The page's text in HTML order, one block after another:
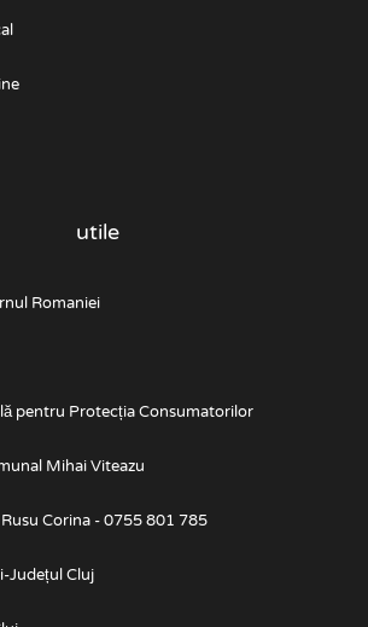
utile
Romaniei
pentru Protecția Consumatorilor
Mihai Viteazu
Corina - 0755 801 785
Județul Cluj